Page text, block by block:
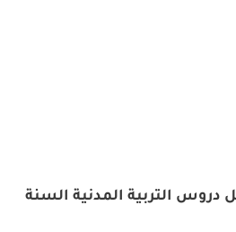
التربية المدنية السنة